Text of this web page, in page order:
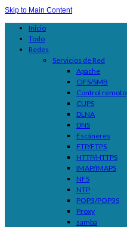
Skip to Main Content
Inicio
Todo
Redes
Servicios de Red
Apache
CIFS/SMB
Control remoto
CUPS
DLNA
DNS
Escáneres
FTP/FTPS
HTTP/HTTPS
IMAP/IMAPS
NFS
NTP
POP3/POP3S
Proxy
samba